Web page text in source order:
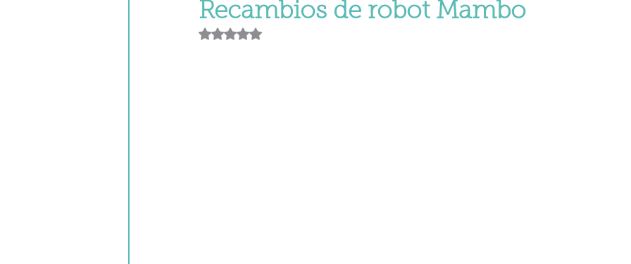
Recambios de robot Mambo
Obtuvo NaN de 5 estrellas.